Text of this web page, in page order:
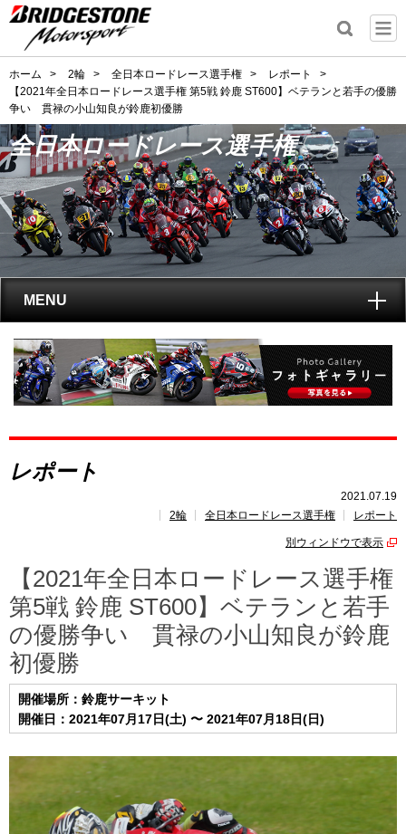
ホーム > 2輪 > 全日本ロードレース選手権 > レポート
>
【2021年全日本ロードレース選手権 第5戦 鈴鹿 ST600】ベテランと若手の優勝
争い 貫禄の小山知良が鈴鹿初優勝
全日本ロードレース選手権
MENU
トップ
全日本ロードレース選手権とは?
レポート
速報
ポイント ランキング
レポート
2021.07.19
2輪
全日本ロードレース選手権 レポート
別ウィンドウで表示
【2021年全日本ロードレース選手権
第5戦 鈴鹿 ST600】ベテランと若手
の優勝争い 貫禄の小山知良が鈴鹿
初優勝
開催場所：鈴鹿サーキット
開催日：2021年07月17日(土) 〜 2021年07月18日(日)